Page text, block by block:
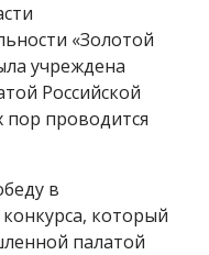
«Золотой
учреждена
Российской
пор проводится
в
который
палатой